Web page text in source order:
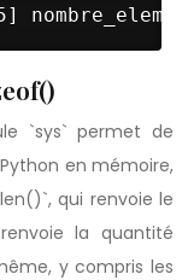
`sys` permet de
en mémoire,
qui renvoie le
la quantité
y compris les